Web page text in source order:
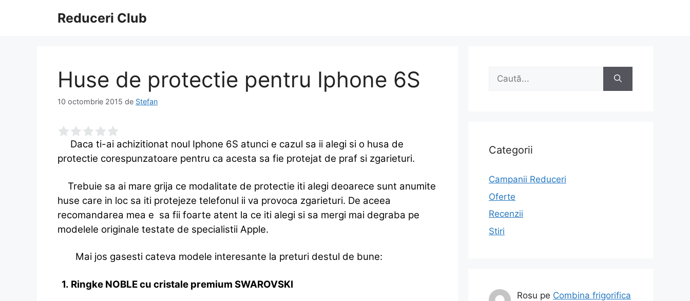
Reduceri Club
Huse de protectie pentru Iphone 6S
10 octombrie 2015 de Stefan
Daca ti-ai achizitionat noul Iphone 6S atunci e cazul sa ii alegi si o husa de
protectie corespunzatoare pentru ca acesta sa fie protejat de praf si zgarieturi.
Trebuie sa ai mare grija ce modalitate de protectie iti alegi deoarece sunt anumite
huse care in loc sa iti protejeze telefonul ii va provoca zgarieturi. De aceea
recomandarea mea e sa fii foarte atent la ce iti alegi si sa mergi mai degraba pe
modelele originale testate de specialistii Apple.
Mai jos gasesti cateva modele interesante la preturi destul de bune:
1. Ringke NOBLE cu cristale premium SWAROVSKI
Caută
Categorii
Campanii Reduceri
Oferte
Recenzii
Stiri
Rosu pe Combina frigorifica